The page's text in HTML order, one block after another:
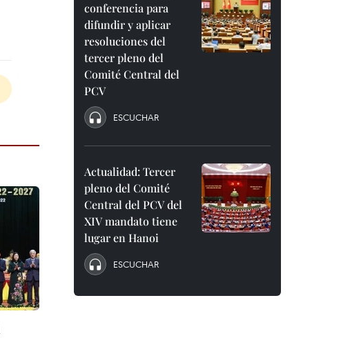
conferencia para
difundir y aplicar
resoluciones del
tercer pleno del
Comité Central del
PCV
ESCUCHAR
Actualidad: Tercer
pleno del Comité
Central del PCV del
XIV mandato tiene
lugar en Hanoi
ESCUCHAR